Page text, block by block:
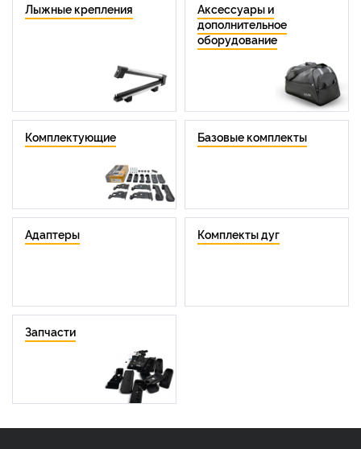
Лыжные крепления
Аксессуары и
дополнительное
оборудование
Комплектующие Базовые комплекты
Адаптеры Комплекты дуг
Запчасти